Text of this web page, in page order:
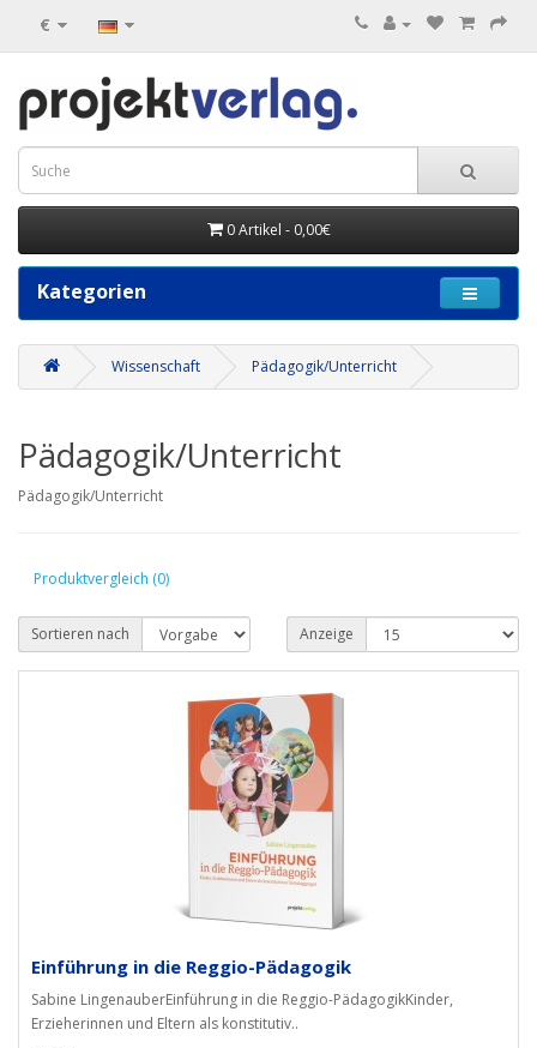
€
0 Artikel - 0,00€
Kategorien
Wissenschaft Pädagogik/Unterricht
Pädagogik/Unterricht
Pädagogik/Unterricht
Produktvergleich (0)
Sortieren nach Anzeige
Einführung in die Reggio-Pädagogik
Sabine LingenauberEinführung in die Reggio-PädagogikKinder,
Erzieherinnen und Eltern als konstitutiv..